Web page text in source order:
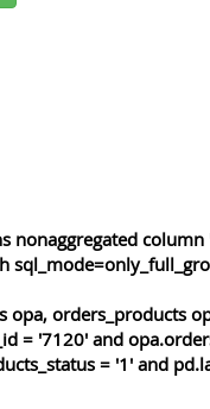
nonaggregated
orders_products
= '7120' and
= '1' and